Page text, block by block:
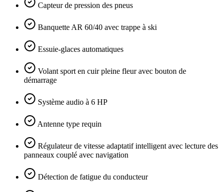
Capteur de pression des pneus
Banquette AR 60/40 avec trappe à ski
Essuie-glaces automatiques
Volant sport en cuir pleine fleur avec bouton de
démarrage
Système audio à 6 HP
Antenne type requin
Régulateur de vitesse adaptatif intelligent avec lecture des
panneaux couplé avec navigation
Détection de fatigue du conducteur